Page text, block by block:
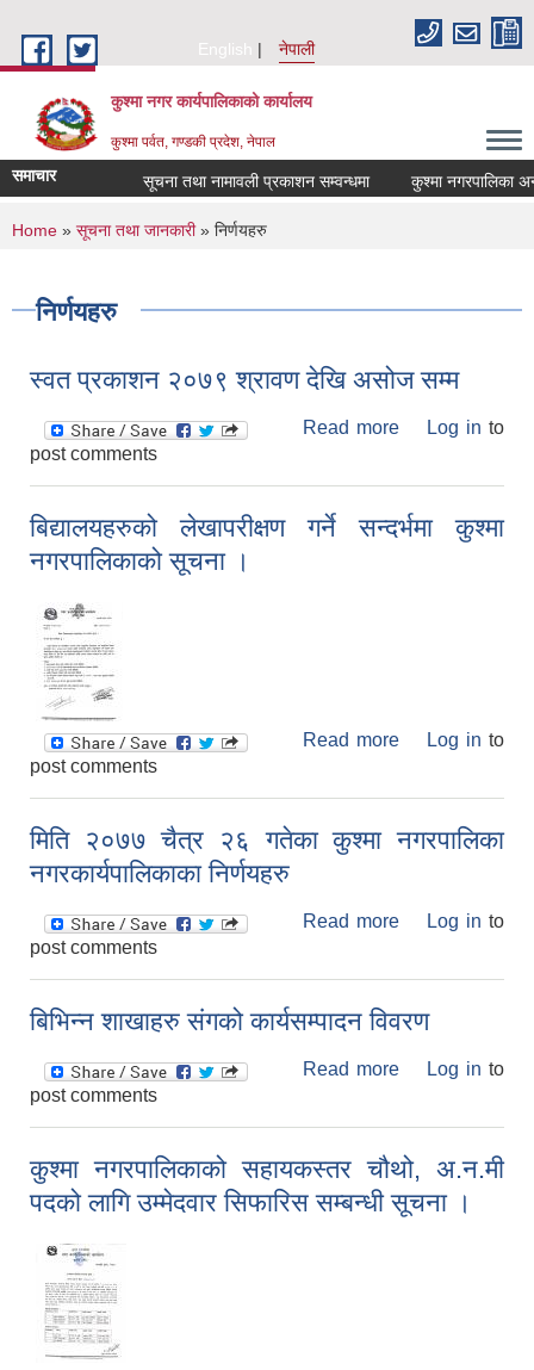
English
नेपाली
कुश्मा नगर कार्यपालिकाको कार्यालय
कुश्मा पर्वत, गण्डकी प्रदेश, नेपाल
समाचार सूचना तथा नामावली प्रकाशन सम्वन्धमा कुश्मा नगरपालिका
You are here
Home » सूचना तथा जानकारी» निर्णयहरु
निर्णयहरु
स्वत प्रकाशन २०७९ श्रावण देखि असोज सम्म
Read more about स्वत
Log in to
post comments
बिद्यालयहरुको लेखापरीक्षण गर्ने सन्दर्भमा कुश्मा
नगरपालिकाको सूचना ।
Read more about
नगरपालिकाको
Log in to
post comments
मिति २०७७ चैत्र २६ गतेका कुश्मा नगरपालिका
नगरकार्यपालिकाका निर्णयहरु
Read more about मिति २०७७
निर्णयहरु
Log in to
post comments
बिभिन्न शाखाहरु संगको कार्यसम्पादन विवरण
Read more about बिभिन्न
Log in to
post comments
कुश्मा नगरपालिकाको सहायकस्तर चौथो, अ.न.मी
पदको लागि उम्मेदवार सिफारिस सम्बन्धी सूचना ।